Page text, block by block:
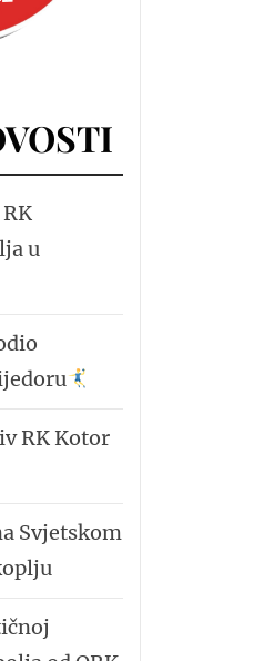
u
RK Kotor
Svjetskom